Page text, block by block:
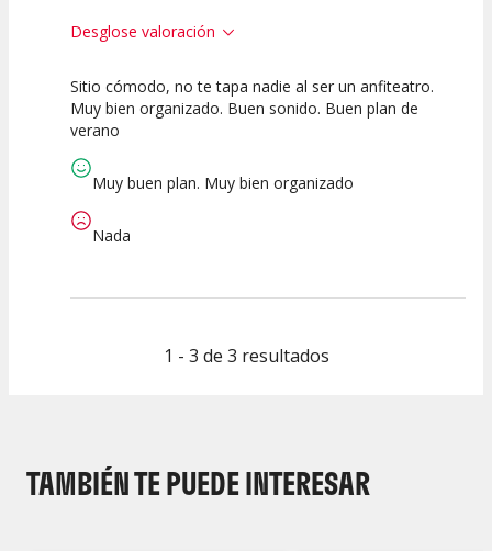
Desglose valoración
10
Calidad del
10 10
Sitio cómodo, no te tapa nadie al ser un anfiteatro.
Muy bien organizado. Buen sonido. Buen plan de
verano
Muy buen plan. Muy bien organizado
Nada
1 - 3 de 3 resultados
TAMBIÉN TE PUEDE INTERESAR